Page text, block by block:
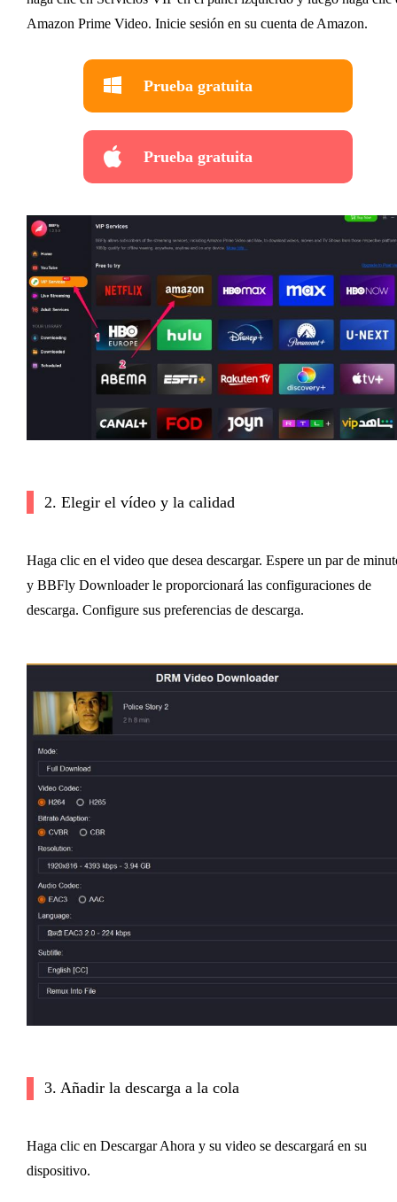
Amazon Prime Video. Inicie sesión en su cuenta de Amazon.
Prueba gratuita
Prueba gratuita
2. Elegir el vídeo y la calidad
Haga clic en el video que desea descargar. Espere un par de
y BBFly Downloader le proporcionará las configuraciones de
descarga. Configure sus preferencias de descarga.
3. Añadir la descarga a la cola
Haga clic en Descargar Ahora y su video se descargará en su
dispositivo.